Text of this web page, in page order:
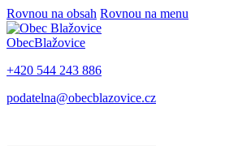
Rovnou na obsah Rovnou na menu
ObecBlažovice
+420 544 243 886
podatelna@obecblazovice.cz